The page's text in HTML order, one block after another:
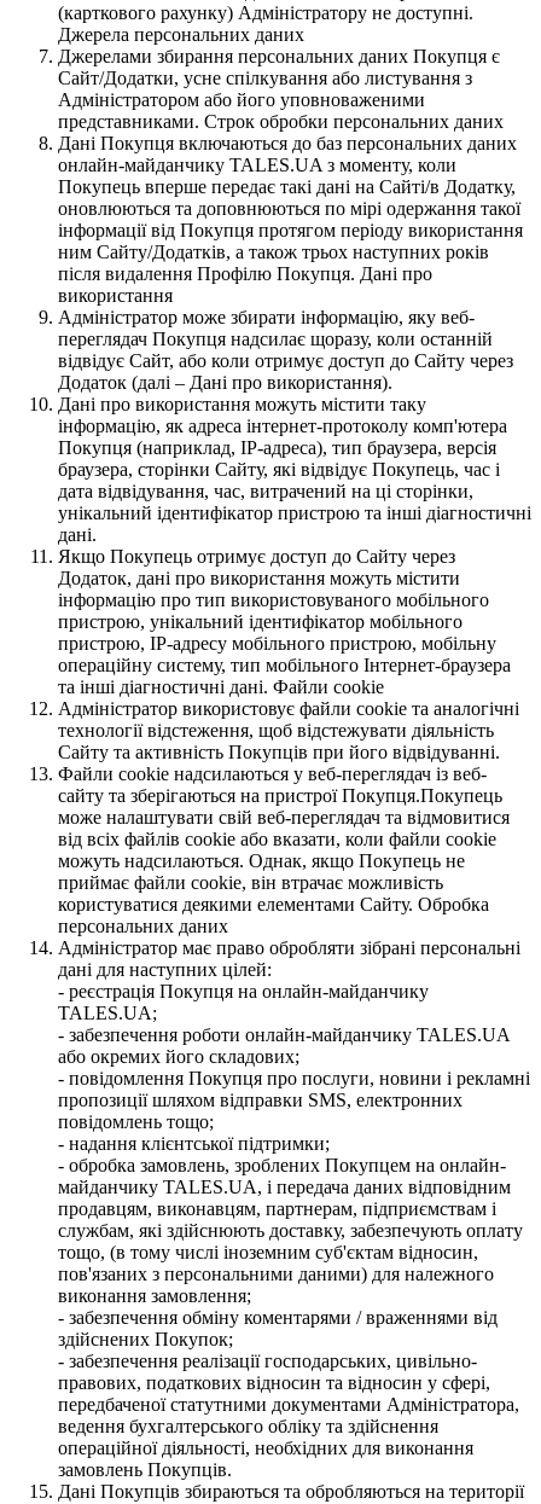
(карткового рахунку) Адміністратору не доступні.
Джерела персональних даних
Джерелами збирання персональних даних Покупця є
Сайт/Додатки, усне спілкування або листування з
Адміністратором або його уповноваженими
представниками. Строк обробки персональних даних
Дані Покупця включаються до баз персональних даних
онлайн-майданчику TALES.UA з моменту, коли
Покупець вперше передає такі дані на Сайті/в Додатку,
оновлюються та доповнюються по мірі одержання такої
інформації від Покупця протягом періоду використання
ним Сайту/Додатків, а також трьох наступних років
після видалення Профілю Покупця. Дані про
використання
Адміністратор може збирати інформацію, яку веб-
переглядач Покупця надсилає щоразу, коли останній
відвідує Сайт, або коли отримує доступ до Сайту через
Додаток (далі – Дані про використання).
Дані про використання можуть містити таку
інформацію, як адреса інтернет-протоколу комп'ютера
Покупця (наприклад, IP-адреса), тип браузера, версія
браузера, сторінки Сайту, які відвідує Покупець, час і
дата відвідування, час, витрачений на ці сторінки,
унікальний ідентифікатор пристрою та інші діагностичні
дані.
Якщо Покупець отримує доступ до Сайту через
Додаток, дані про використання можуть містити
інформацію про тип використовуваного мобільного
пристрою, унікальний ідентифікатор мобільного
пристрою, IP-адресу мобільного пристрою, мобільну
операційну систему, тип мобільного Інтернет-браузера
та інші діагностичні дані. Файли cookie
Адміністратор використовує файли cookie та аналогічні
технології відстеження, щоб відстежувати діяльність
Сайту та активність Покупців при його відвідуванні.
Файли cookie надсилаються у веб-переглядач із веб-
сайту та зберігаються на пристрої Покупця.Покупець
може налаштувати свій веб-переглядач та відмовитися
від всіх файлів cookie або вказати, коли файли cookie
можуть надсилаються. Однак, якщо Покупець не
приймає файли cookie, він втрачає можливість
користуватися деякими елементами Сайту. Обробка
персональних даних
Адміністратор має право обробляти зібрані персональні
дані для наступних цілей:
- реєстрація Покупця на онлайн-майданчику
TALES.UA;
- забезпечення роботи онлайн-майданчику TALES.UA
або окремих його складових;
- повідомлення Покупця про послуги, новини і рекламні
пропозиції шляхом відправки SMS, електронних
повідомлень тощо;
- надання клієнтської підтримки;
- обробка замовлень, зроблених Покупцем на онлайн-
майданчику TALES.UA, і передача даних відповідним
продавцям, виконавцям, партнерам, підприємствам і
службам, які здійснюють доставку, забезпечують оплату
тощо, (в тому числі іноземним суб'єктам відносин,
пов'язаних з персональними даними) для належного
виконання замовлення;
- забезпечення обміну коментарями / враженнями від
здійснених Покупок;
- забезпечення реалізації господарських, цивільно-
правових, податкових відносин та відносин у сфері,
передбаченої статутними документами Адміністратора,
ведення бухгалтерського обліку та здійснення
операційної діяльності, необхідних для виконання
замовлень Покупців.
Дані Покупців збираються та обробляються на території